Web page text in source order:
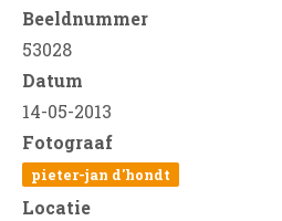
Beeldnummer
53028
Datum
14-05-2013
Fotograaf
pieter-jan d'hondt
Locatie